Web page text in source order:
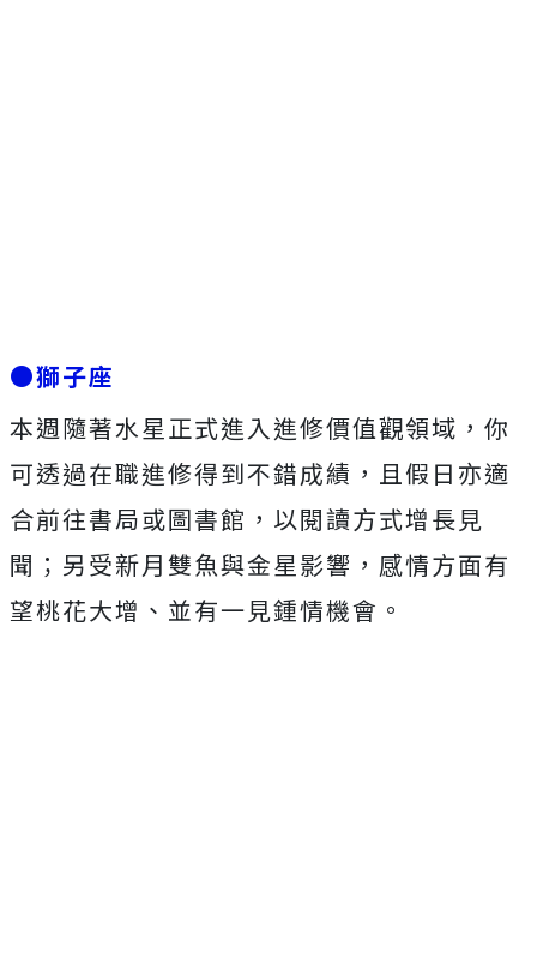
●獅子座
本週隨著水星正式進入進修價值觀領域，你
可透過在職進修得到不錯成績，且假日亦適
合前往書局或圖書館，以閱讀方式增長見
聞；另受新月雙魚與金星影響，感情方面有
望桃花大增、並有一見鍾情機會。